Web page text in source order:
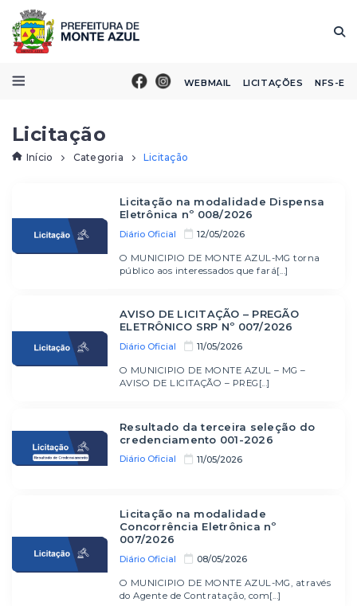
WEBMAIL LICITAÇÕES NFS-E
Licitação
Início Categoria Licitação
Diário Oficial 12/05/2026
Licitação na modalidade Dispensa
Eletrônica nº 008/2026
O MUNICIPIO DE MONTE AZUL-MG torna
público aos interessados que fará[...]
Diário Oficial 11/05/2026
AVISO DE LICITAÇÃO – PREGÃO
ELETRÔNICO SRP Nº 007/2026
O MUNICIPIO DE MONTE AZUL – MG –
AVISO DE LICITAÇÃO – PREG[...]
Diário Oficial 11/05/2026
Resultado da terceira seleção do
credenciamento 001-2026
Diário Oficial 08/05/2026
Licitação na modalidade
Concorrência Eletrônica nº
007/2026
O MUNICIPIO DE MONTE AZUL-MG, através
do Agente de Contratação, com[...]